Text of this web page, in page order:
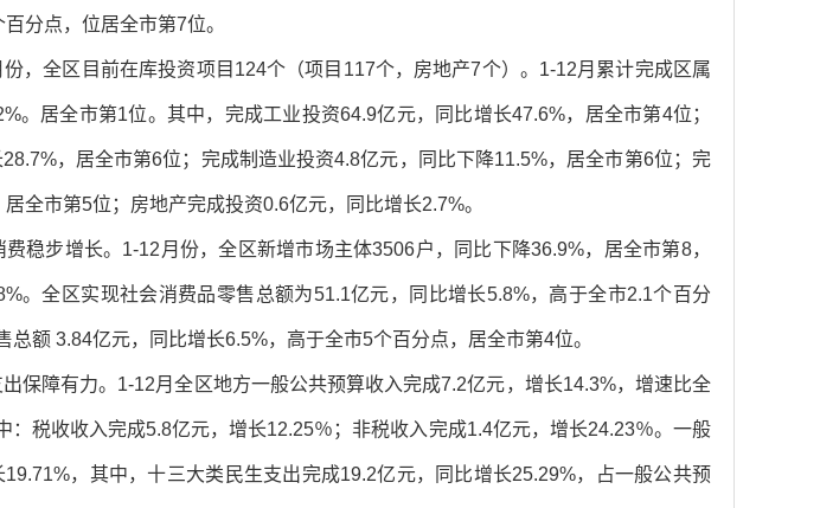
分点，位居全市第7位。
份，全区目前在库投资项目124个（项目117个，房地产7个）。1-12月累计完成区属
。居全市第1位。其中，完成工业投资64.9亿元，同比增长47.6%，居全市第4位；
，居全市第6位；完成制造业投资4.8亿元，同比下降11.5%，居全市第6位；完
全市第5位；房地产完成投资0.6亿元，同比增长2.7%。
费稳步增长。1-12月份，全区新增市场主体3506户，同比下降36.9%，居全市第8，
。全区实现社会消费品零售总额为51.1亿元，同比增长5.8%，高于全市2.1个百分
额 3.84亿元，同比增长6.5%，高于全市5个百分点，居全市第4位。
出保障有力。1-12月全区地方一般公共预算收入完成7.2亿元，增长14.3%，增速比全
：税收收入完成5.8亿元，增长12.25％；非税收入完成1.4亿元，增长24.23％。一般
，其中，十三大类民生支出完成19.2亿元，同比增长25.29%，占一般公共预